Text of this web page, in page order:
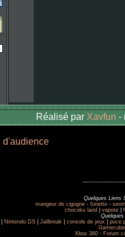
Réalisé par Xavfun -
-------------------
Quelques Liens
mangeur de cigogne- funette-
chocoku land
vapote
Nintendo DS Jailbreak console de jeux
puce
Gamecube
Xbox 360- Forum